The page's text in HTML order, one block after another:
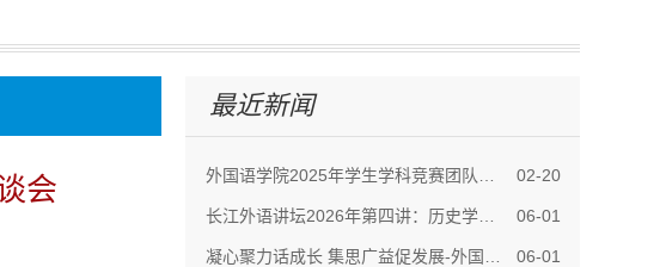
会
最近新闻
02-20
长江外语讲坛2026年第四讲：历史学视域下中华... 06-01
06-01